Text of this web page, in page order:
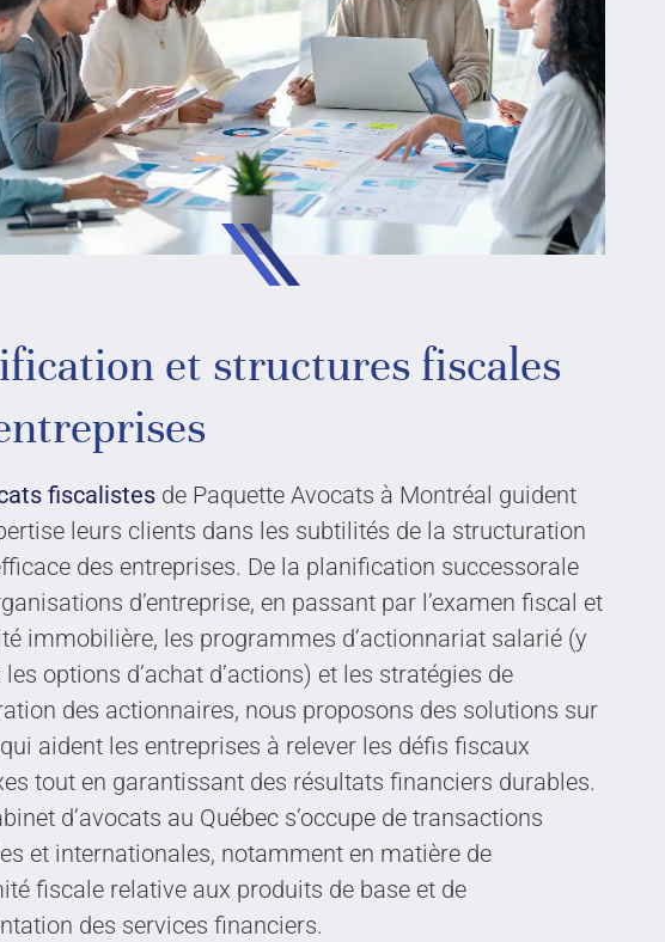
et structures fiscales
fiscalistes de Paquette Avocats à Montréal guident
leurs clients dans les subtilités de la structuration
des entreprises. De la planification successorale
d’entreprise, en passant par l’examen fiscal et
immobilière, les programmes d’actionnariat salarié (y
options d’achat d’actions) et les stratégies de
des actionnaires, nous proposons des solutions sur
aident les entreprises à relever les défis fiscaux
tout en garantissant des résultats financiers durables.
d’avocats au Québec s’occupe de transactions
et internationales, notamment en matière de
fiscale relative aux produits de base et de
des services financiers.
3535 boulevard Saint-Charles, #600
Kirkland, QC, Canada
H9H 5B9
Téléphone :514 693-1180